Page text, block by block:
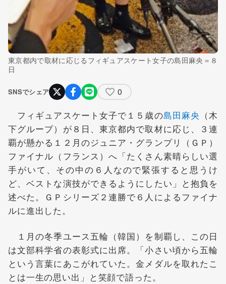
東京都内で取材に応じるフィギュアスケート女子の島田麻央＝８
日
SNSでシェア 0
フィギュアスケート女子で１５歳の島田麻央 （木
下グループ）が８日、東京都内で取材に応じ、３連
覇が懸かる１２月のジュニア・グランプリ（ＧＰ）
ファイナル（フランス）へ「たくさん素晴らしい選
手がいて、その中の６人なので緊張すると思うけ
ど、ベストな演技ができるようにしたい」と抱負を
述べた。ＧＰシリーズ２連勝で６人によるファイナ
ルに進出した。
１月の冬季ユース五輪（韓国）を制覇し、この日
は文部科学省の表彰式に出席。「小さい頃から五輪
という言葉にあこがれていた。金メダルを取れたこ
とは一生の思い出」と笑顔で語った。